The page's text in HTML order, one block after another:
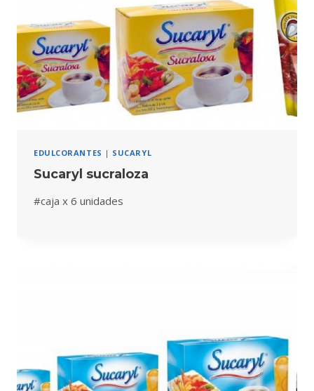
EDULCORANTES | SUCARYL
Sucaryl sucraloza
#caja x 6 unidades